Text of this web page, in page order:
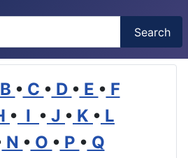
Search
B • C • D • E • F
• I • J • K • L
N • O • P • Q